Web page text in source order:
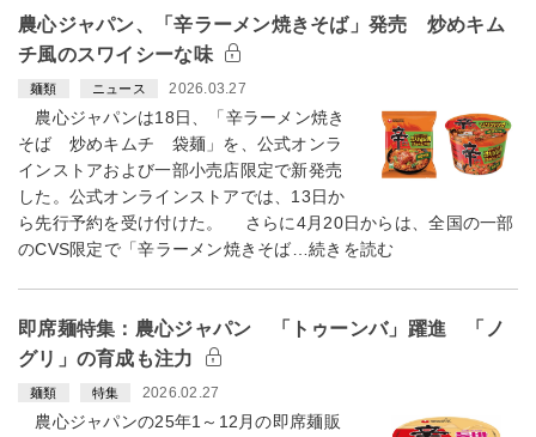
農心ジャパン、「辛ラーメン焼きそば」発売 炒めキム
チ風のスワイシーな味
麺類 ニュース 2026.03.27
農心ジャパンは18日、「辛ラーメン焼き
そば 炒めキムチ 袋麺」を、公式オンラ
インストアおよび一部小売店限定で新発売
した。公式オンラインストアでは、13日か
ら先行予約を受け付けた。 さらに4月20日からは、全国の一部
のCVS限定で「辛ラーメン焼きそば…続きを読む
即席麺特集：農心ジャパン 「トゥーンバ」躍進 「ノ
グリ」の育成も注力
麺類 特集 2026.02.27
農心ジャパンの25年1～12月の即席麺販